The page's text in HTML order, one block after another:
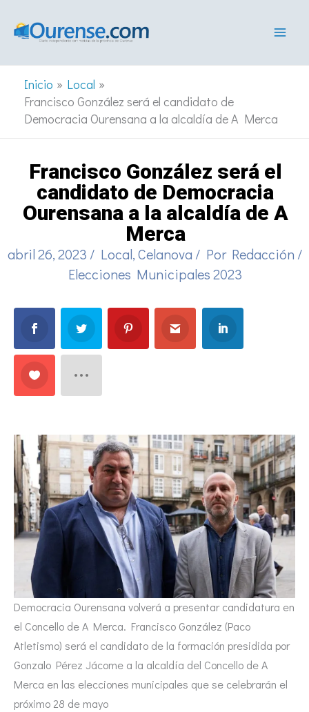
Inicio
Local
Francisco González será el candidato de
Democracia Ourensana a la alcaldía de A Merca
Francisco González será el
candidato de Democracia
Ourensana a la alcaldía de A
Merca
abril 26, 2023 / Local,Celanova / Por Redacción /
Elecciones Municipales 2023
Democracia Ourensana volverá a presentar candidatura en
el Concello de A Merca. Francisco González (Paco
Atletismo) será el candidato de la formación presidida por
Gonzalo Pérez Jácome a la alcaldía del Concello de A
Merca en las elecciones municipales que se celebrarán el
próximo 28 de mayo